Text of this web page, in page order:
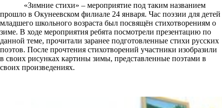
«Зимние стихи» – мероприятие под таким названием
прошло в Окунеевском филиале 24 января. Час поэзии для детей
младшего школьного возраста был посвящён стихотворениям о
зиме. В ходе мероприятия ребята посмотрели презентацию по
данной теме, прочитали заранее подготовленные стихи русских
поэтов. После прочтения стихотворений участники изобразили
в своих рисунках картины зимы, представленные поэтами в
своих произведениях.